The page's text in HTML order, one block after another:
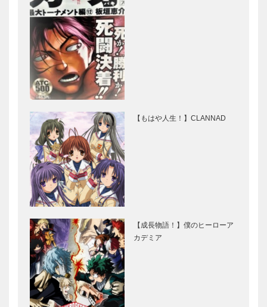
【もはや人生！】CLANNAD
【成長物語！】僕のヒーローア
カデミア